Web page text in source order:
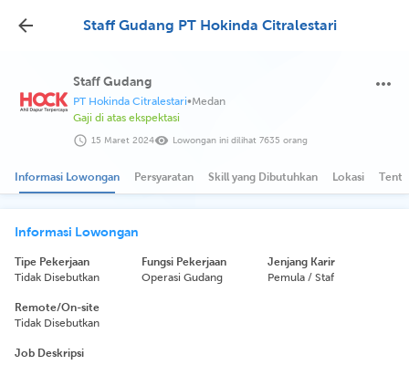
Staff Gudang PT Hokinda Citralestari
Staff Gudang
PT Hokinda Citralestari•Medan
Gaji di atas ekspektasi
Lowongan ini dilihat 7635 orang
15 Maret 2024
Informasi Lowongan Persyaratan Skill yang Dibutuhkan Lokasi
Informasi Lowongan
Tipe Pekerjaan
Tidak Disebutkan
Fungsi Pekerjaan
Operasi Gudang
Jenjang Karir
Pemula / Staf
Remote/On-site
Tidak Disebutkan
Job Deskripsi